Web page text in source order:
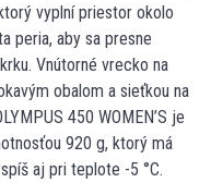
vyplní priestor okolo
peria, aby sa presne
Vnútorné vrecko na
obalom a sieťkou na
450 WOMEN’S je
920 g, ktorý má
aj pri teplote -5 °C.